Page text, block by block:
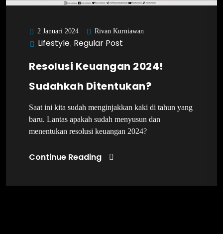
2 Januari 2024 Rivan Kurniawan
Lifestyle, Regular Post
Resolusi Keuangan 2024!
Sudahkah Ditentukan?
Saat ini kita sudah menginjakkan kaki di tahun yang
baru. Lantas apakah sudah menyusun dan
menentukan resolusi keuangan 2024?
Continue Reading